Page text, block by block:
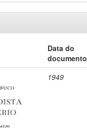
Data do
documento
1949